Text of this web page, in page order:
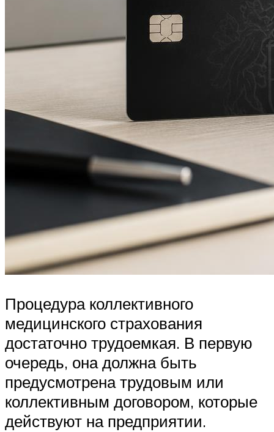
Процедура коллективного
медицинского страхования
достаточно трудоемкая. В первую
очередь, она должна быть
предусмотрена трудовым или
коллективным договором, которые
действуют на предприятии.